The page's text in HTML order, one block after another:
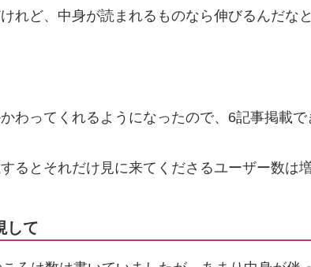
れど、中身が読まれるものなら伸びるんだな
わってくれるようになったので、6記事掲載で
るとそれだけ見に来てくださるユーザー数は増
して